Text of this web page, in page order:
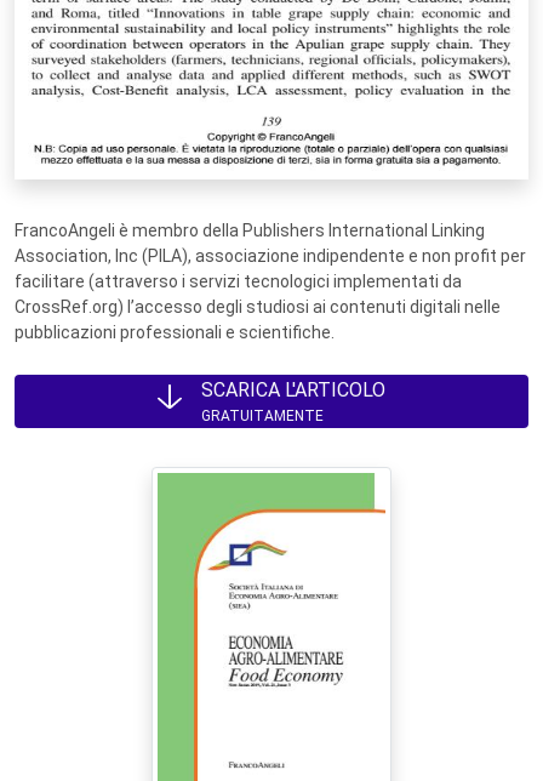
FrancoAngeli è membro della Publishers International Linking
Association, Inc (PILA), associazione indipendente e non profit per
facilitare (attraverso i servizi tecnologici implementati da
CrossRef.org) l’accesso degli studiosi ai contenuti digitali nelle
pubblicazioni professionali e scientifiche.
SCARICA L'ARTICOLO
GRATUITAMENTE